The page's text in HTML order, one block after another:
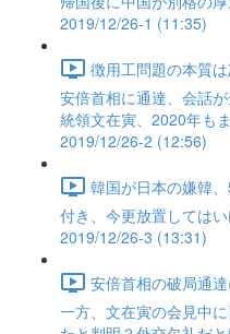
2019/12/26-1 (11:35)
徴用工問題の本質
安倍首相に通達、会話
統領文在寅、2020年も
2019/12/26-2 (12:56)
韓国が日本の嫌韓
付き、今更放置しては
2019/12/26-3 (13:31)
安倍首相の破局通
一方、文在寅の会見中